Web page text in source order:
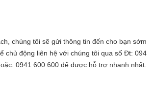
chúng tôi sẽ gửi thông tin đến cho bạn sớm
chủ động liên hệ với chúng tôi qua số Đt: 094
0941 600 600 để được hỗ trợ nhanh nhất.